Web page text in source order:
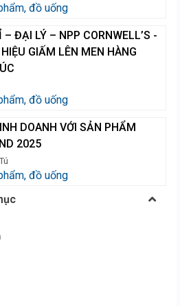
đồ uống
– ĐẠI LÝ – NPP CORNWELL’S -
GIẤM LÊN MEN HÀNG
đồ uống
DOANH VỚI SẢN PHẨM
2025
đồ uống